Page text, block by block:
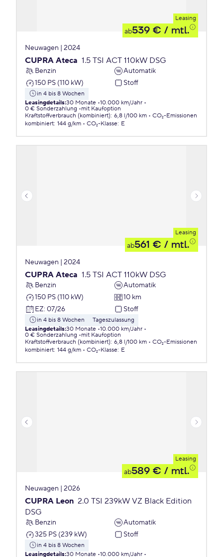
Leasing
ab539 € / mtl.
Neuwagen | 2024
CUPRA Ateca 1.5 TSI ACT 110kW DSG
Benzin
Automatik
150 PS (110 kW)
Stoff
in 4 bis 8 Wochen
Leasingdetails:30 Monate 10.000 km/Jahr
0 € Sonderzahlung
mit Kaufoption
Kraftstoffverbrauch (kombiniert): 6,8 l/100 km
CO₂-Emissionen
kombiniert: 144 g/km CO₂-Klasse: E
Leasing
ab561 € / mtl.
Neuwagen | 2024
CUPRA Ateca 1.5 TSI ACT 110kW DSG
Benzin
Automatik
150 PS (110 kW)
10 km
EZ: 07/26 Stoff
in 4 bis 8 Wochen
Tageszulassung
Leasingdetails:30 Monate 10.000 km/Jahr
0 € Sonderzahlung
mit Kaufoption
Kraftstoffverbrauch (kombiniert): 6,8 l/100 km
CO₂-Emissionen
kombiniert: 144 g/km CO₂-Klasse: E
Leasing
ab589 € / mtl.
Neuwagen | 2026
CUPRA Leon 2.0 TSI 239kW VZ Black Edition
DSG
Benzin
Automatik
325 PS (239 kW)
Stoff
in 4 bis 8 Wochen
Leasingdetails:30 Monate 10.000 km/Jahr